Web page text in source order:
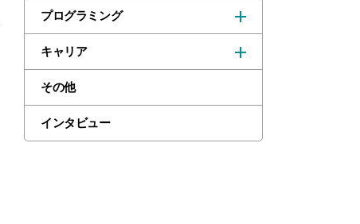
プログラミング
キャリア
その他
インタビュー